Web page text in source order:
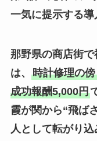
一気に提示する導
那野県の商店街
は、 時計修理の
成功報酬5,000円
霞が関から“飛ば
人として転がり込